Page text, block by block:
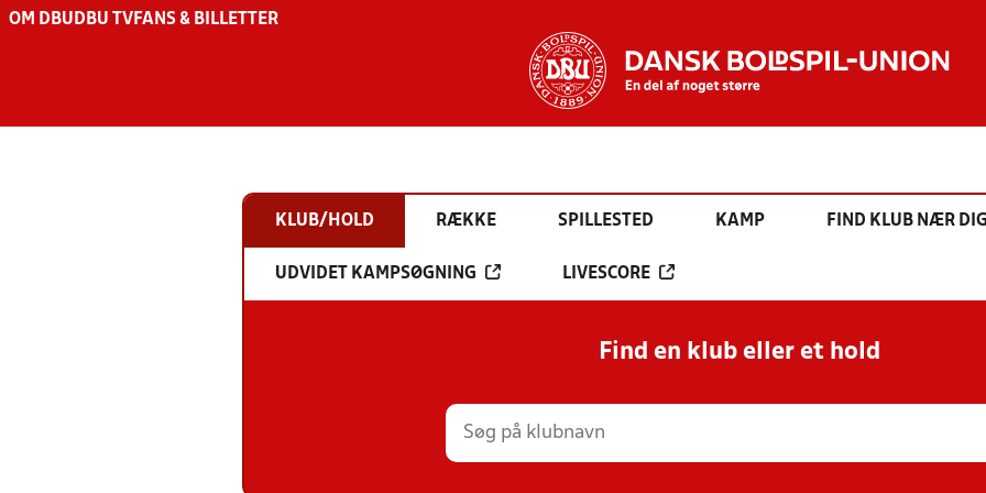
OM DBU DBU TV FANS & BILLETTER
KLUB/HOLD RÆKKE SPILLESTED KAMP FIND KLUB NÆR
UDVIDET KAMPSØGNING LIVESCORE
Find en klub eller et hold